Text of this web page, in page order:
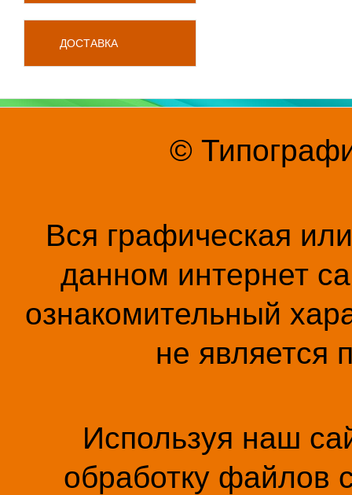
ДОСТАВКА
©
Вся графическая
данном интернет
ознакомительный
не является
Используя наш
обработку файлов